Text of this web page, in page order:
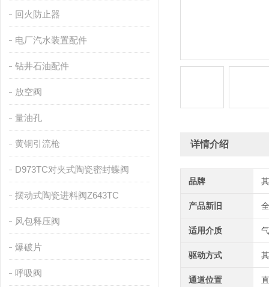
回火防止器
电厂汽水装置配件
钻井石油配件
放空阀
量油孔
黄铜引流枪
D973TC对夹式陶瓷密封蝶阀
摆动式陶瓷进料阀Z643TC
风包释压阀
爆破片
呼吸阀
详情介绍
品牌
产品新旧
适用介质
驱动方式
通道位置